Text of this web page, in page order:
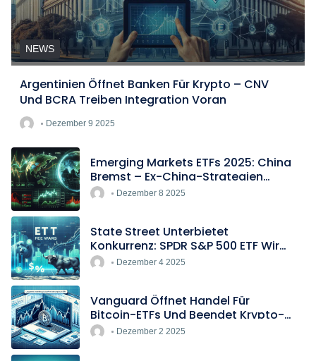
NEWS
Argentinien Öffnet Banken Für Krypto – CNV
Und BCRA Treiben Integration Voran
Dezember 9 2025
Emerging Markets ETFs 2025: China
Bremst – Ex-China-Strategien
BoomenDezember 8 2025
State Street Unterbietet
Konkurrenz: SPDR S&P 500 ETF Wird
Europas Günstigster Indextracker
Dezember 4 2025
Vanguard Öffnet Handel Für
Bitcoin-ETFs Und Beendet Krypto-
BlockadeDezember 2 2025